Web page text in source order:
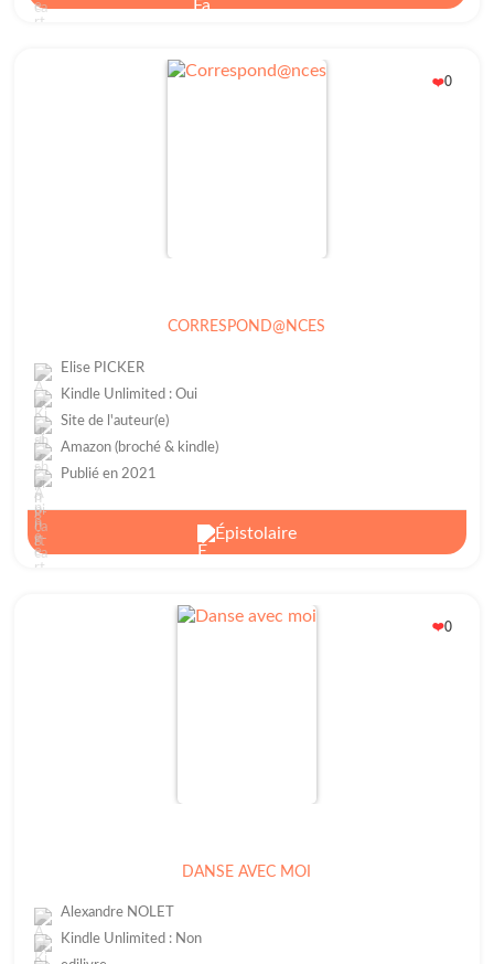
❤️0
CORRESPOND@NCES
Elise PICKER
Kindle Unlimited : Oui
Site de l'auteur(e)
Amazon (broché & kindle)
Publié en 2021
Épistolaire
❤️0
DANSE AVEC MOI
Alexandre NOLET
Kindle Unlimited : Non